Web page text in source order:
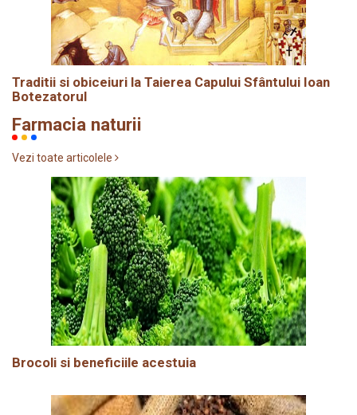
Traditii si obiceiuri la Taierea Capului Sfântului Ioan
Botezatorul
Farmacia naturii
Vezi toate articolele
Brocoli si beneficiile acestuia